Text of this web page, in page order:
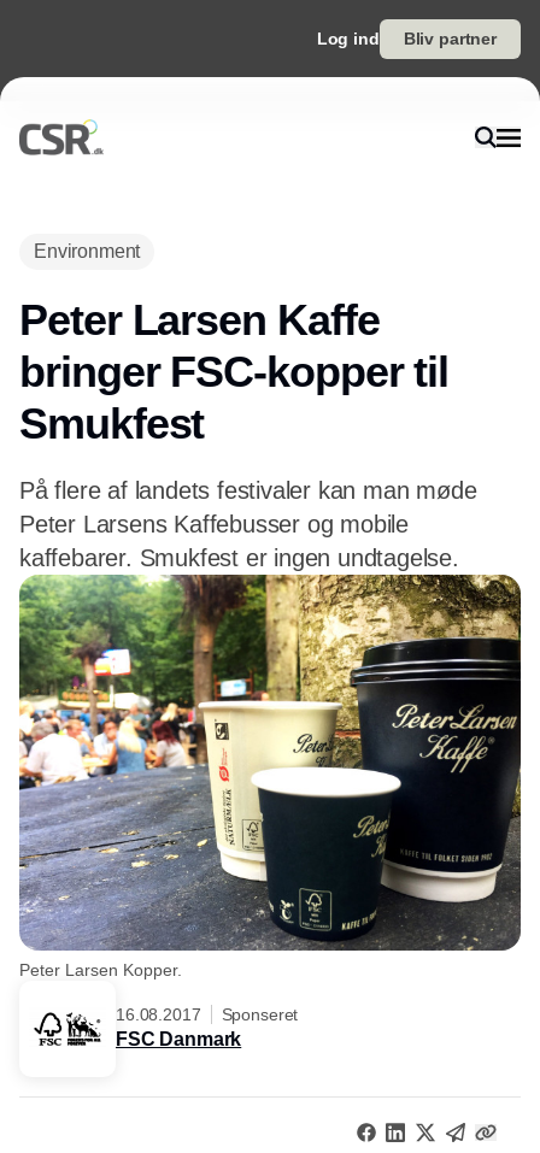
Log ind Bliv partner
Environment
Peter Larsen Kaffe
bringer FSC-kopper til
Smukfest
På flere af landets festivaler kan man møde
Peter Larsens Kaffebusser og mobile
kaffebarer. Smukfest er ingen undtagelse.
Peter Larsen Kopper.
16.08.2017 Sponseret
FSC Danmark